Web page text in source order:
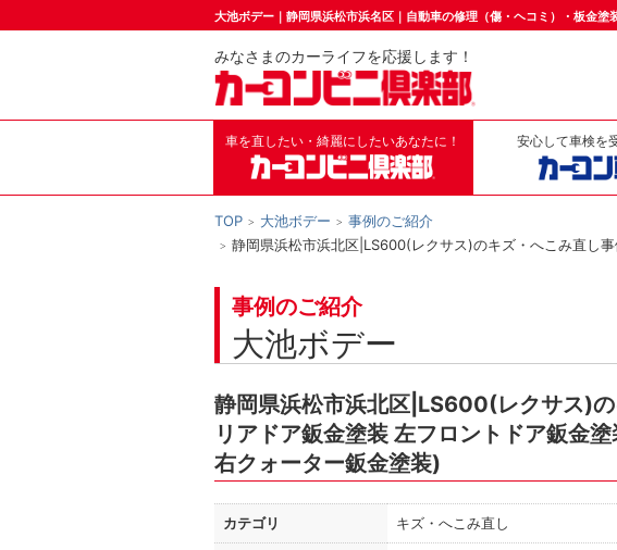
大池ボデー｜静岡県浜松市浜名区｜自動車の修理（傷・ヘコミ）・板金塗
みなさまのカーライフを応援します！
車を直したい・綺麗にしたいあなたに！ 安心して車検を
TOP 大池ボデー
事例のご紹介
静岡県浜松市浜北区|LS600(レクサス)のキズ・へこみ直し
事例のご紹介
大池ボデー
静岡県浜松市浜北区|LS600(レクサス)
リアドア鈑金塗装 左フロントドア鈑金
右クォーター鈑金塗装)
カテゴリ キズ・へこみ直し